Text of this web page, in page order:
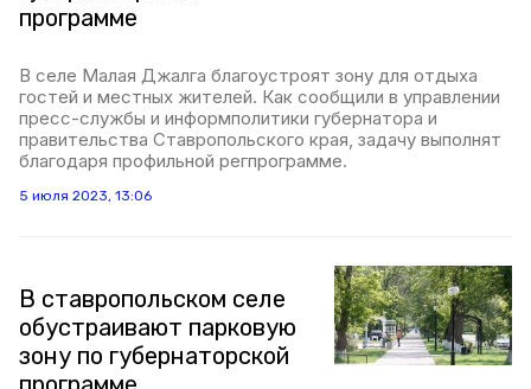
программе
В селе Малая Джалга благоустроят зону для отдыха
гостей и местных жителей. Как сообщили в управлении
пресс-службы и информполитики губернатора и
правительства Ставропольского края, задачу выполнят
благодаря профильной регпрограмме.
5 июля 2023, 13:06
В ставропольском селе
обустраивают парковую
зону по губернаторской